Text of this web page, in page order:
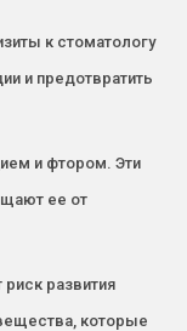
к стоматологу
и предотвратить
и фтором. Эти
ее от
риск развития
которые